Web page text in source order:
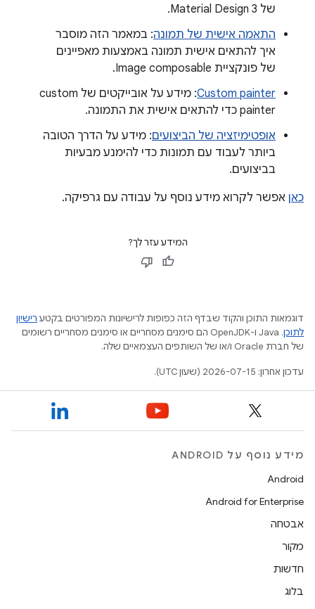
של Material Design 3.
התאמה אישית של תמונה: במאמר הזה מוסבר
איך להתאים אישית תמונה באמצעות מאפיינים
של פונקציית Image composable.
Custom painter
: מידע על אובייקטים של custom
painter כדי להתאים אישית את התמונה.
אופטימיזציה של הביצועים: מידע על הדרך הטובה
ביותר לעבוד עם תמונות כדי להימנע מבעיות
בביצועים.
כאן אפשר לקרוא מידע נוסף על עבודה עם גרפיקה.
המידע עזר לך?
דוגמאות התוכן והקוד שבדף הזה כפופות לרישיונות המפורטים בקטע רישיון
לתוכן
.‏ Java ו-OpenJDK הם סימנים מסחריים או סימנים מסחריים רשומים
של חברת Oracle ו/או של השותפים העצמאיים שלה.
עדכון אחרון: 2026-07-15 (שעון UTC).
מידע נוסף על ANDROID
Android
Android for Enterprise
אבטחה
מקור
חדשות
בלוג